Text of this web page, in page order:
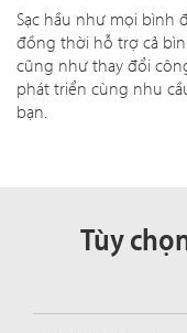
Sạc hầu như mọi bình
đồng thời hỗ trợ cả
cũng như thay đổi
phát triển cùng nhu
bạn.
Tùy